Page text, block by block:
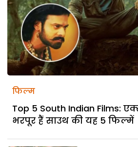
फिल्म
Top 5 South Indian Films:
भरपूर हैं साउथ की यह 5 फिल्में